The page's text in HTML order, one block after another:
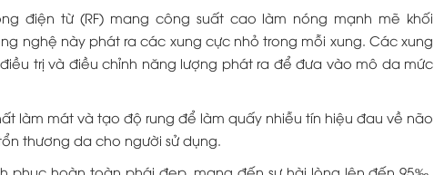
điện từ (RF) mang công suất cao làm nóng mạnh mẽ khối
nghệ này phát ra các xung cực nhỏ trong mỗi xung. Các xung
trị và điều chỉnh năng lượng phát ra để đưa vào mô da mức
làm mát và tạo độ rung để làm quấy nhiễu tín hiệu đau về não
thương da cho người sử dụng.